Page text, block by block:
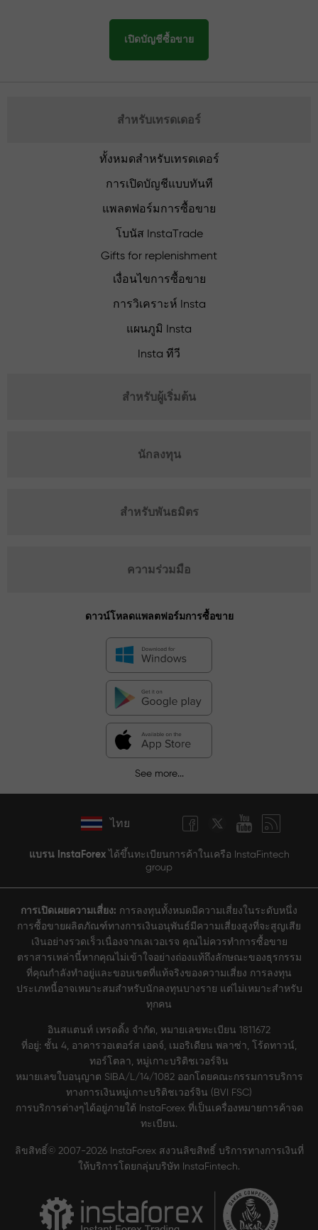
เปิดบัญชีซื้อขาย
สำหรับเทรดเดอร์
ทั้งหมดสำหรับเทรดเดอร์
การเปิดบัญชีแบบทันที
แพลตฟอร์มการซื้อขาย
โบนัส InstaTrade
Gifts for replenishment
เงื่อนไขการซื้อขาย
การวิเคราะห์ Insta
แผนภูมิ Insta
Insta ทีวี
สำหรับผู้เริ่มต้น
นักลงทุน
สำหรับพันธมิตร
ความร่วมมือ
ดาวน์โหลดแพลตฟอร์มการซื้อขาย
See more...
ไทย
แบรน InstaForexได้ขึ้นทะเบียนการค้าในเครือ InstaFintech
group
การเปิดเผยความเสี่ยง: การลงทุนทั้งหมดมีความเสี่ยงในระดับหนึ่ง
การซื้อขายผลิตภัณฑ์ทางการเงินอนุพันธ์มีความเสี่ยงสูงที่จะสูญเสีย
เงินอย่างรวดเร็วเนื่องจากเลเวอเรจ คุณไม่ควรทำการซื้อขาย
ตราสารเหล่านี้หากคุณไม่เข้าใจอย่างถ่องแท้ถึงลักษณะของธุรกรรม
ที่คุณกำลังทำอยู่และขอบเขตที่แท้จริงของความเสี่ยง การลงทุน
ประเภทนี้อาจเหมาะสมสำหรับนักลงทุนบางราย แต่ไม่เหมาะสำหรับ
ทุกคน
อินสแตนท์ เทรดดิ้ง จำกัด, หมายเลขทะเบียน 1811672
ที่อยู่: ชั้น 4, อาคารวอเตอร์ส เอดจ์, เมอริเดียน พลาซ่า, โร้ดทาวน์,
ทอร์โตลา, หมู่เกาะบริติชเวอร์จิน
หมายเลขใบอนุญาต SIBA/L/14/1082 ออกโดยคณะกรรมการบริการ
ทางการเงินหมู่เกาะบริติชเวอร์จิน (BVI FSC)
การบริการต่างๆได้อยู่ภายใต้ InstaForex ที่เป็นเครื่องหมายการค้าจด
ทะเบียน.
ลิขสิทธิ์© 2007-2026 InstaForex สงวนลิขสิทธิ์ บริการทางการเงินที่
ให้บริการโดยกลุ่มบริษัท InstaFintech.